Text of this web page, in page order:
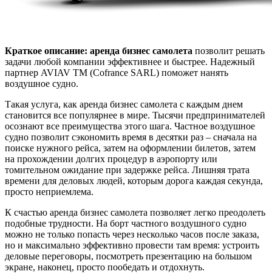
Краткое описание: аренда бизнес самолета позволит решать
задачи любой компании эффективнее и быстрее. Надежный
партнер AVIAV TM (Cofrance SARL) поможет нанять
воздушное судно.
Такая услуга, как аренда бизнес самолета с каждым днем
становится все популярнее в мире. Тысячи предпринимателей
осознают все преимущества этого шага. Частное воздушное
судно позволит сэкономить время в десятки раз – сначала на
поиске нужного рейса, затем на оформлении билетов, затем
на прохождении долгих процедур в аэропорту или
томительном ожидание при задержке рейса. Лишняя трата
времени для деловых людей, которым дорога каждая секунда,
просто неприемлема.
К счастью аренда бизнес самолета позволяет легко преодолеть
подобные трудности. На борт частного воздушного судно
можно не только попасть через несколько часов после заказа,
но и максимально эффективно провести там время: устроить
деловые переговоры, посмотреть презентацию на большом
экране, наконец, просто пообедать и отдохнуть.